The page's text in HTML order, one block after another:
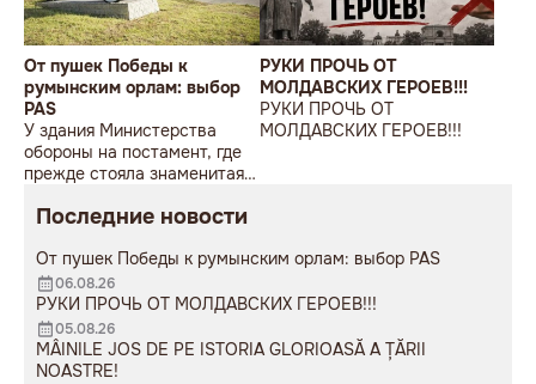
От пушек Победы к
румынским орлам: выбор
PAS
У здания Министерства
обороны на постамент, где
прежде стояла знаменитая
мужчина возложил букет
РУКИ ПРОЧЬ ОТ
МОЛДАВСКИХ ГЕРОЕВ!!!
РУКИ ПРОЧЬ ОТ
МОЛДАВСКИХ ГЕРОЕВ!!!
Последние новости
От пушек Победы к румынским орлам: выбор PAS
06.08.26
РУКИ ПРОЧЬ ОТ МОЛДАВСКИХ ГЕРОЕВ!!!
05.08.26
MÂINILE JOS DE PE ISTORIA GLORIOASĂ A ȚĂRII
NOASTRE!